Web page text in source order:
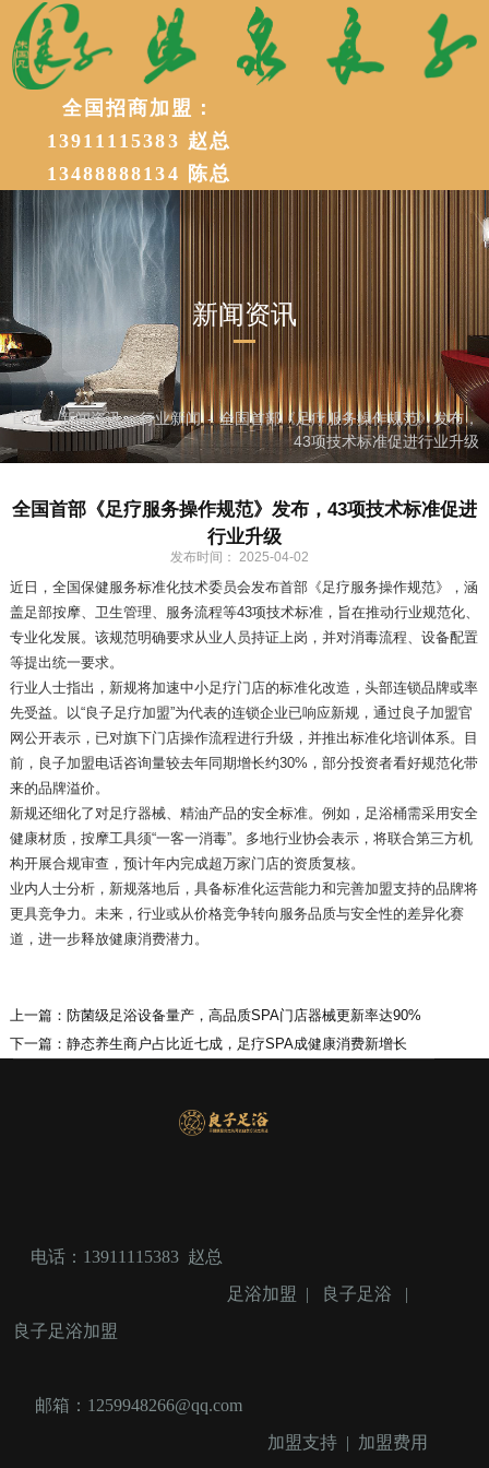
加盟电话：13911115383 赵总
13488888134 陈总
加盟电话： 18612391117
全国招商加盟：
13911115383 赵总
13488888134 陈总
新闻资讯
首页-新闻资讯 -行业新闻 - ‌全国首部《足疗服务操作规范》发布，
43项技术标准促进行业升级
‌全国首部《足疗服务操作规范》发布，43项技术标准促进
行业升级
发布时间： 2025-04-02
‌近日，全国保健服务标准化技术委员会发布首部《足疗服务操作规范》，涵
盖足部按摩、卫生管理、服务流程等43项技术标准，旨在推动行业规范化、
专业化发展。该规范明确要求从业人员持证上岗，并对消毒流程、设备配置
等提出统一要求。
行业人士指出，新规将加速中小足疗门店的标准化改造，头部连锁品牌或率
先受益。以“良子足疗加盟”为代表的连锁企业已响应新规，通过‌良子加盟官
网‌公开表示，已对旗下门店操作流程进行升级，并推出标准化培训体系。目
前，‌良子加盟电话‌咨询量较去年同期增长约30%，部分投资者看好规范化带
来的品牌溢价。
新规还细化了对足疗器械、精油产品的安全标准。例如，足浴桶需采用安全
健康材质，按摩工具须“一客一消毒”。多地行业协会表示，将联合第三方机
构开展合规审查，预计年内完成超万家门店的资质复核。
业内人士分析，新规落地后，具备标准化运营能力和完善加盟支持的品牌将
更具竞争力。未来，行业或从价格竞争转向服务品质与安全性的差异化赛
道，进一步释放健康消费潜力。
上一篇： ‌防菌级足浴设备量产，高品质SPA门店器械更新率达90%‌
下一篇： ‌静态养生商户占比近七成，足疗SPA成健康消费新增长
电话：13911115383 赵总
足浴加盟
| 良子足浴 |
良子足浴加盟
邮箱：1259948266@qq.com
加盟支持 | 加盟费用